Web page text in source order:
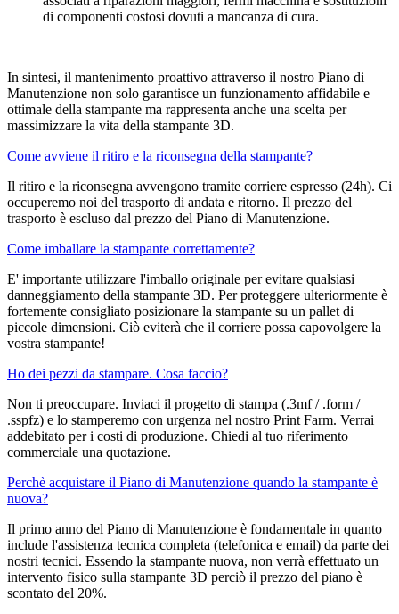
di componenti costosi dovuti a mancanza di cura.
In sintesi, il mantenimento proattivo attraverso il nostro Piano di
Manutenzione non solo garantisce un funzionamento affidabile e
ottimale della stampante ma rappresenta anche una scelta per
massimizzare la vita della stampante 3D.
Come avviene il ritiro e la riconsegna della stampante?
Il ritiro e la riconsegna avvengono tramite corriere espresso (24h). Ci
occuperemo noi del trasporto di andata e ritorno. Il prezzo del
trasporto è escluso dal prezzo del Piano di Manutenzione.
Come imballare la stampante correttamente?
E' importante utilizzare l'imballo originale per evitare qualsiasi
danneggiamento della stampante 3D. Per proteggere ulteriormente è
fortemente consigliato posizionare la stampante su un pallet di
piccole dimensioni. Ciò eviterà che il corriere possa capovolgere la
vostra stampante!
Ho dei pezzi da stampare. Cosa faccio?
Non ti preoccupare. Inviaci il progetto di stampa (.3mf / .form /
.sspfz) e lo stamperemo con urgenza nel nostro Print Farm. Verrai
addebitato per i costi di produzione. Chiedi al tuo riferimento
commerciale una quotazione.
Perchè acquistare il Piano di Manutenzione quando la stampante è
nuova?
Il primo anno del Piano di Manutenzione è fondamentale in quanto
include l'assistenza tecnica completa (telefonica e email) da parte dei
nostri tecnici. Essendo la stampante nuova, non verrà effettuato un
intervento fisico sulla stampante 3D perciò il prezzo del piano è
scontato del 20%.